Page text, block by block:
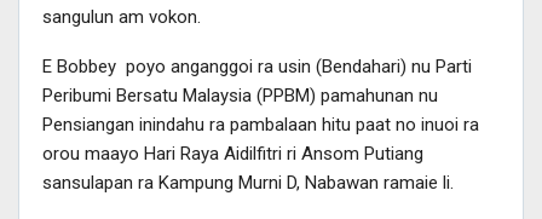
sangulun am vokon.
E Bobbey poyo anganggoi ra usin (Bendahari) nu Parti
Peribumi Bersatu Malaysia (PPBM) pamahunan nu
Pensiangan inindahu ra pambalaan hitu paat no inuoi ra
orou maayo Hari Raya Aidilfitri ri Ansom Putiang
sansulapan ra Kampung Murni D, Nabawan ramaie li.